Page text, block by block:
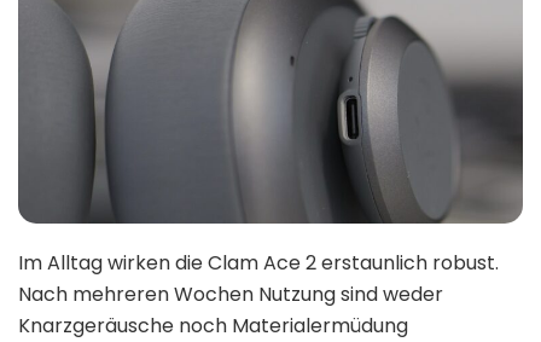
Im Alltag wirken die Clam Ace 2 erstaunlich robust.
Nach mehreren Wochen Nutzung sind weder
Knarzgeräusche noch Materialermüdung